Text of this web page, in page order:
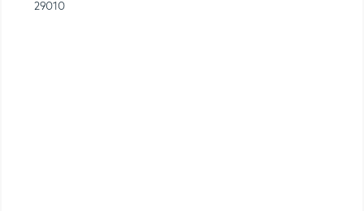
29010